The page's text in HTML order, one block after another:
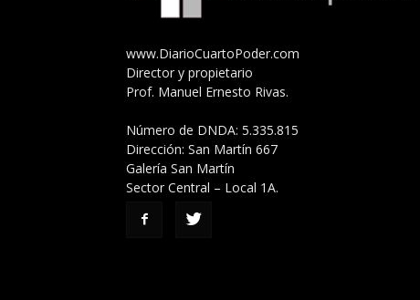
www.DiarioCuartoPoder.com
Director y propietario
Prof. Manuel Ernesto Rivas.
Número de DNDA: 5.335.815
Dirección: San Martín 667
Galería San Martín
Sector Central – Local 1A.